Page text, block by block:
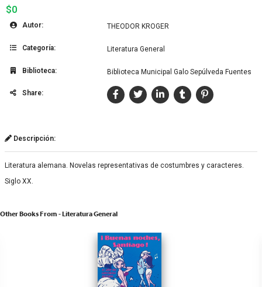
$0
Autor: THEODOR KROGER
Categoría: Literatura General
Biblioteca: Biblioteca Municipal Galo Sepúlveda Fuentes
Share:
Descripción:
Literatura alemana. Novelas representativas de costumbres y caracteres.
Siglo XX.
Other Books From - Literatura General